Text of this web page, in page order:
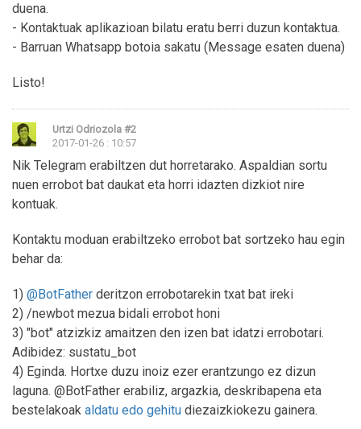
duena.
- Kontaktuak aplikazioan bilatu eratu berri duzun kontaktua.
- Barruan Whatsapp botoia sakatu (Message esaten duena)
Listo!
Urtzi Odriozola #2
2017-01-26 : 10:57
Nik Telegram erabiltzen dut horretarako. Aspaldian sortu
nuen errobot bat daukat eta horri idazten dizkiot nire
kontuak.
Kontaktu moduan erabiltzeko errobot bat sortzeko hau egin
behar da:
1) @BotFather deritzon errobotarekin txat bat ireki
2) /newbot mezua bidali errobot honi
3) "bot" atzizkiz amaitzen den izen bat idatzi errobotari.
Adibidez: sustatu_bot
4) Eginda. Hortxe duzu inoiz ezer erantzungo ez dizun
laguna. @BotFather erabiliz, argazkia, deskribapena eta
bestelakoak aldatu edo gehitu diezaizkiokezu gainera.